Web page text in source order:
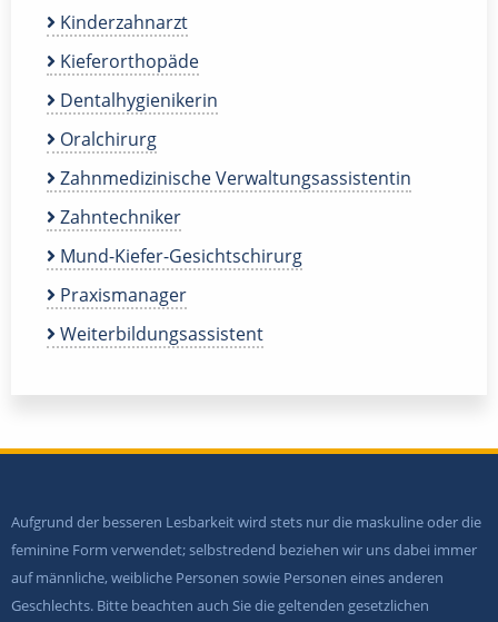
Kinderzahnarzt
Kieferorthopäde
Dentalhygienikerin
Oralchirurg
Zahnmedizinische Verwaltungsassistentin
Zahntechniker
Mund-Kiefer-Gesichtschirurg
Praxismanager
Weiterbildungsassistent
Aufgrund der besseren Lesbarkeit wird stets nur die maskuline oder die
feminine Form verwendet; selbstredend beziehen wir uns dabei immer
auf männliche, weibliche Personen sowie Personen eines anderen
Geschlechts. Bitte beachten auch Sie die geltenden gesetzlichen